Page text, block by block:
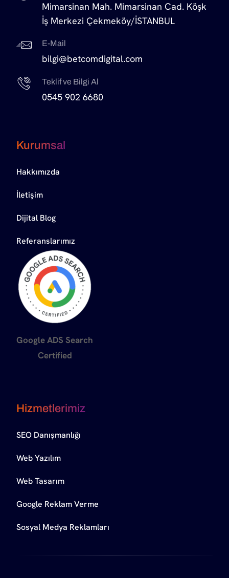
Mimarsinan Mah. Mimarsinan Cad. Köşk
İş Merkezi Çekmeköy/İSTANBUL
E-Mail
bilgi@betcomdigital.com
Teklif ve Bilgi Al
0545 902 6680
Kurumsal
Hakkımızda
İletişim
Dijital Blog
Referanslarımız
Google ADS Search
Certified
Hizmetlerimiz
SEO Danışmanlığı
Web Yazılım
Web Tasarım
Google Reklam Verme
Sosyal Medya Reklamları